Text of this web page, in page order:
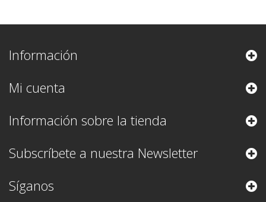
Información
Mi cuenta
Información sobre la tienda
Subscríbete a nuestra Newsletter
Síganos